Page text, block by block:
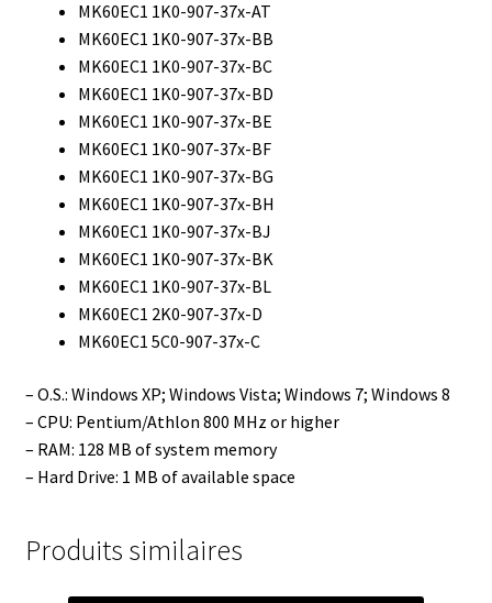
MK60EC1 1K0-907-37x-AT
MK60EC1 1K0-907-37x-BB
MK60EC1 1K0-907-37x-BC
MK60EC1 1K0-907-37x-BD
MK60EC1 1K0-907-37x-BE
MK60EC1 1K0-907-37x-BF
MK60EC1 1K0-907-37x-BG
MK60EC1 1K0-907-37x-BH
MK60EC1 1K0-907-37x-BJ
MK60EC1 1K0-907-37x-BK
MK60EC1 1K0-907-37x-BL
MK60EC1 2K0-907-37x-D
MK60EC1 5C0-907-37x-C
– O.S.: Windows XP; Windows Vista; Windows 7; Windows 8
– CPU: Pentium/Athlon 800 MHz or higher
– RAM: 128 MB of system memory
– Hard Drive: 1 MB of available space
Produits similaires